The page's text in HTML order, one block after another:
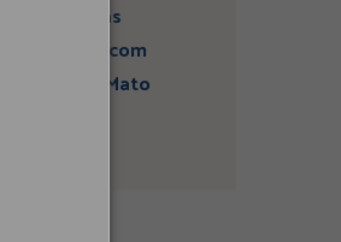
sísmicas
diálogo com
em Mato